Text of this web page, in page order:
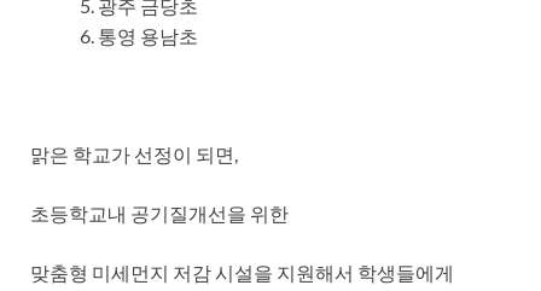
광주 금당초
통영 용남초
맑은 학교가 선정이 되면,
초등학교내 공기질개선을 위한
맞춤형 미세먼지 저감 시설을 지원해서 학생들에게